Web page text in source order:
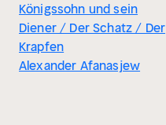
Königssohn und sein
Diener / Der Schatz / Der
Krapfen
Alexander Afanasjew